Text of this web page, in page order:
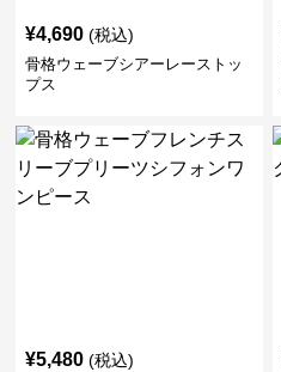
¥4,690 (税込)
骨格ウェーブシアーレーストッ
プス
¥5,480 (税込)